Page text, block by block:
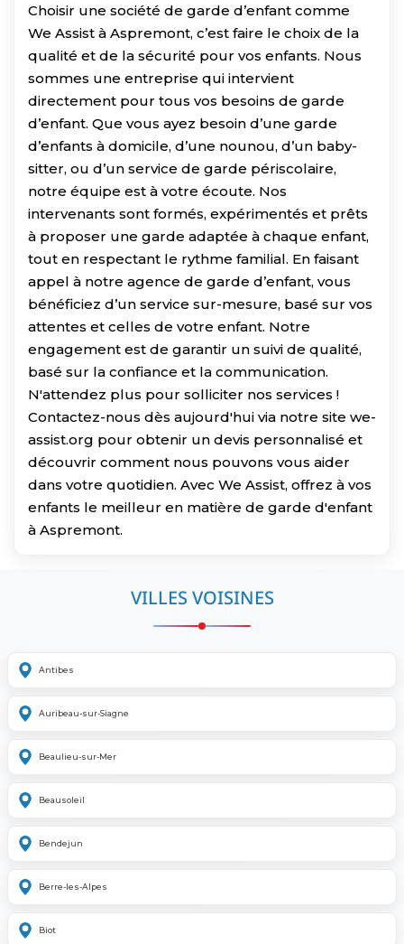
Choisir une société de garde d’enfant comme
We Assist à Aspremont, c’est faire le choix de la
qualité et de la sécurité pour vos enfants. Nous
sommes une entreprise qui intervient
directement pour tous vos besoins de garde
d’enfant. Que vous ayez besoin d’une garde
d’enfants à domicile, d’une nounou, d’un baby-
sitter, ou d’un service de garde périscolaire,
notre équipe est à votre écoute. Nos
intervenants sont formés, expérimentés et prêts
à proposer une garde adaptée à chaque enfant,
tout en respectant le rythme familial. En faisant
appel à notre agence de garde d’enfant, vous
bénéficiez d’un service sur-mesure, basé sur vos
attentes et celles de votre enfant. Notre
engagement est de garantir un suivi de qualité,
basé sur la confiance et la communication.
N'attendez plus pour solliciter nos services !
Contactez-nous dès aujourd'hui via notre site we-
assist.org pour obtenir un devis personnalisé et
découvrir comment nous pouvons vous aider
dans votre quotidien. Avec We Assist, offrez à vos
enfants le meilleur en matière de garde d'enfant
à Aspremont.
VILLES VOISINES
Antibes
Auribeau-sur-Siagne
Beaulieu-sur-Mer
Beausoleil
Bendejun
Berre-les-Alpes
Biot